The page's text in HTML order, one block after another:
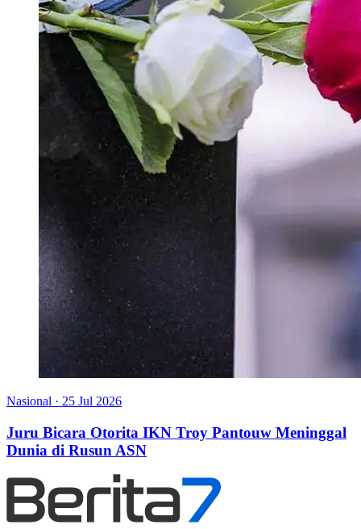
Nasional · 25 Jul 2026
Juru Bicara Otorita IKN Troy Pantouw Meninggal
Dunia di Rusun ASN